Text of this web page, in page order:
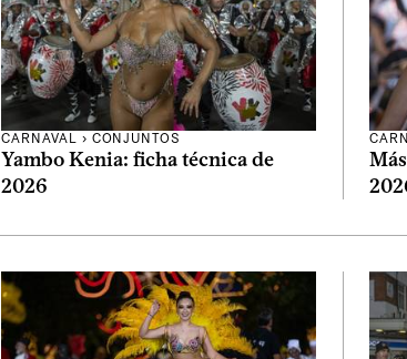
CARNAVAL › CONJUNTOS
Yambo Kenia: ficha técnica de
2026